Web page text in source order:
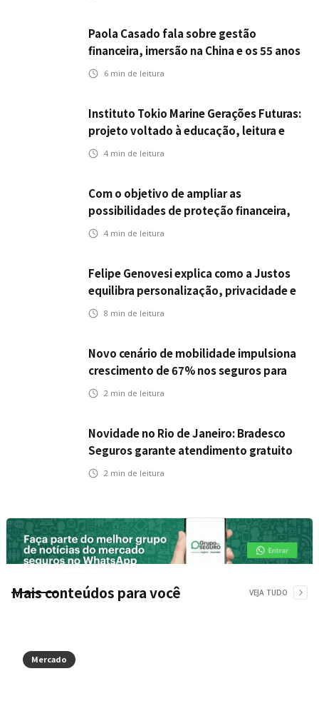
Paola Casado fala sobre gestão
financeira, imersão na China e os 55 anos
da ENS
6 min de leitura
Instituto Tokio Marine Gerações Futuras:
projeto voltado à educação, leitura e
empregabilidade
4 min de leitura
Com o objetivo de ampliar as
possibilidades de proteção financeira,
Icatu Seguros eleva capital segurado
4 min de leitura
Felipe Genovesi explica como a Justos
equilibra personalização, privacidade e
tecnologia
8 min de leitura
Novo cenário de mobilidade impulsiona
crescimento de 67% nos seguros para
veículos elétricos da Bradesco Seguros
2 min de leitura
Novidade no Rio de Janeiro: Bradesco
Seguros garante atendimento gratuito
na Ponte Rio-Niterói
2 min de leitura
Mais conteúdos para você VEJA TUDO
Mercado